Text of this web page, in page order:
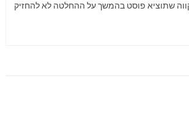
שתוציא פוסט בהמשך על ההחלטה לא להחזיק